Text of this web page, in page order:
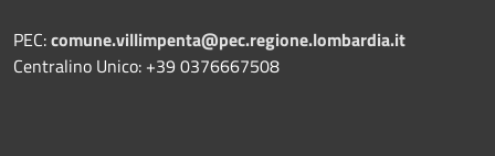
PEC:comune.villimpenta@pec.regione.lombardia.it
Centralino Unico: +39 0376667508